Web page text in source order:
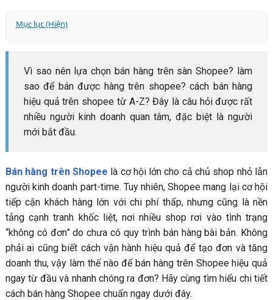
Mục lục (Hiện)
nhất?
2.1. Bán hàng Shopee theo kiểu truyền thống
2.2. Bán hàng Shopee theo mô hình Dropshipping
2.3. Kiếm tiền với Shopee Affiliate (Tiếp thị liên kết –
chuyển đổi – bắt trend thuật toán)
3. Hướng dẫn cách bán hàng trên Shopee từ A đến Z đơn
giản hiệu quả
Bước 1: Tạo tài khoản Shopee cá nhân hoặc doanh
nghiệp
Bước 2 : Tạo gian hàng trên sàn Shopee
Bước 3: Đăng sản phẩm chi tiết và chuẩn SEO
Bước 4: Trang trí gian hàng để tạo ấn tượng ban đầu
Vì sao nên lựa chọn bán hàng trên sàn Shopee? làm
sao để bán được hàng trên shopee? cách bán hàng
hiệu quả trên shopee từ A-Z? Đây là câu hỏi được rất
nhiều người kinh doanh quan tâm, đặc biệt là người
mới bắt đầu.
Bán hàng trên Shopee là cơ hội lớn cho cả chủ shop nhỏ lẫn
người kinh doanh part-time. Tuy nhiên, Shopee mang lại cơ hội
tiếp cận khách hàng lớn với chi phí thấp, nhưng cũng là nền
tảng cạnh tranh khốc liệt, nơi nhiều shop rơi vào tình trạng
“không có đơn” do chưa có quy trình bán hàng bài bản. Không
phải ai cũng biết cách vận hành hiệu quả để tạo đơn và tăng
doanh thu, vậy làm thế nào để bán hàng trên Shopee hiệu quả
ngay từ đầu và nhanh chóng ra đơn? Hãy cùng tìm hiểu chi tiết
cách bán hàng Shopee chuẩn ngay dưới đây.